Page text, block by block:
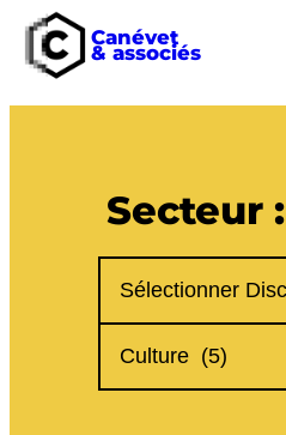
Canévet
& associés
Secteur :